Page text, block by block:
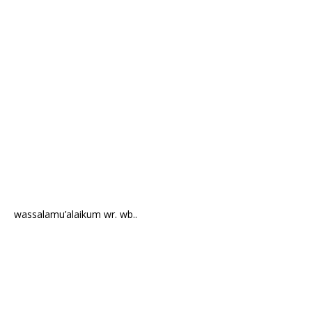
wassalamu’alaikum wr. wb..